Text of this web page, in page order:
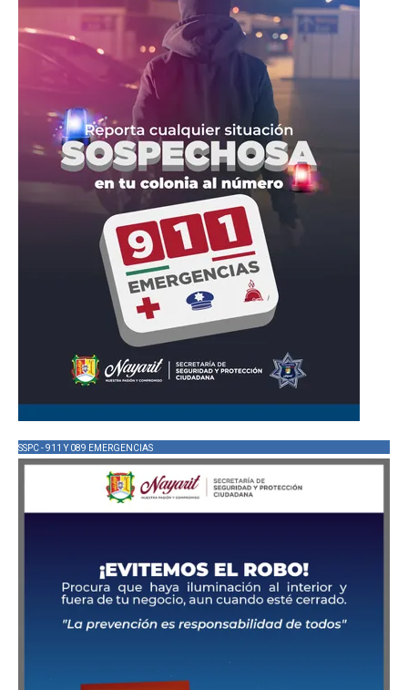
SSPC - 911 Y 089 EMERGENCIAS